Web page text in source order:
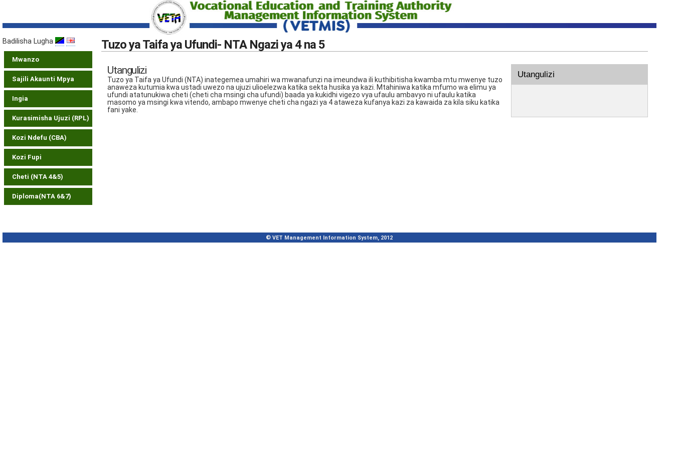
Badilisha Lugha
Mwanzo
Sajili Akaunti Mpya
Ingia
Kurasimisha Ujuzi (RPL)
Kozi Ndefu (CBA)
Kozi Fupi
Cheti (NTA 4&5)
Diploma(NTA 6&7)
Tuzo ya Taifa ya Ufundi- NTA Ngazi ya 4 na 5
Utangulizi
Tuzo ya Taifa ya Ufundi (NTA) inategemea umahiri wa mwanafunzi na imeundwa ili kuthibitisha kwamba mtu mwenye tuzo
anaweza kutumia kwa ustadi uwezo na ujuzi ulioelezwa katika sekta husika ya kazi. Mtahiniwa katika mfumo wa elimu ya
ufundi atatunukiwa cheti (cheti cha msingi cha ufundi) baada ya kukidhi vigezo vya ufaulu ambavyo ni ufaulu katika
masomo ya msingi kwa vitendo, ambapo mwenye cheti cha ngazi ya 4 ataweza kufanya kazi za kawaida za kila siku katika
fani yake.
Utangulizi
© VET Management Information System, 2012